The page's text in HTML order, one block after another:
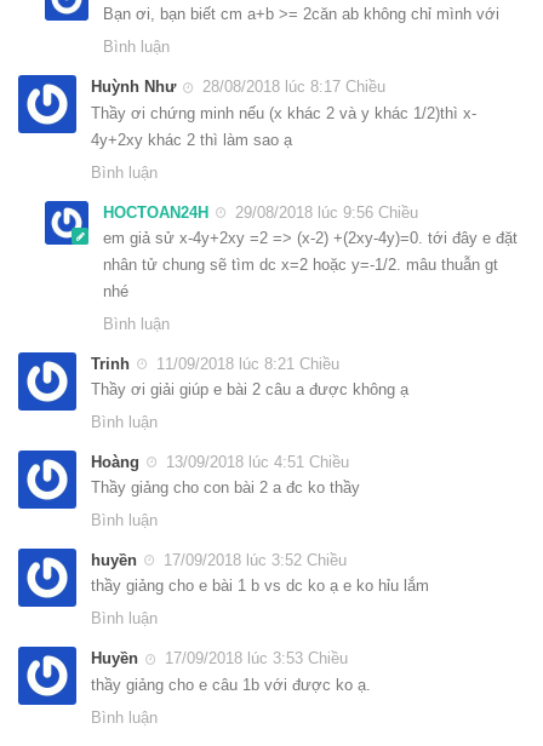
Bạn ơi, bạn biết cm a+b >= 2căn ab không chỉ mình với
Bình luận
Huỳnh Như
28/08/2018 lúc 8:17 Chiều
Thầy ơi chứng minh nếu (x khác 2 và y khác 1/2)thì x-
4y+2xy khác 2 thì làm sao ạ
Bình luận
HOCTOAN24H
29/08/2018 lúc 9:56 Chiều
em giả sử x-4y+2xy =2 => (x-2) +(2xy-4y)=0. tới đây e đặt
nhân tử chung sẽ tìm dc x=2 hoặc y=-1/2. mâu thuẫn gt
nhé
Bình luận
Trinh
11/09/2018 lúc 8:21 Chiều
Thầy ơi giải giúp e bài 2 câu a được không ạ
Bình luận
Hoàng
13/09/2018 lúc 4:51 Chiều
Thầy giảng cho con bài 2 a đc ko thầy
Bình luận
huyền
17/09/2018 lúc 3:52 Chiều
thầy giảng cho e bài 1 b vs dc ko ạ e ko hỉu lắm
Bình luận
Huyền
17/09/2018 lúc 3:53 Chiều
thầy giảng cho e câu 1b với được ko ạ.
Bình luận